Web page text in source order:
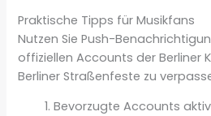
Praktische Tipps für Musikfans
Nutzen Sie Push-
offiziellen Accounts der Berliner
Berliner Straßenfeste zu
Bevorzugte Accounts